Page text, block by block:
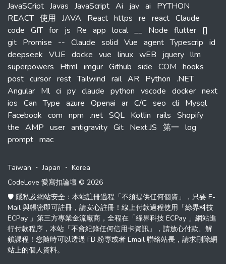
JavaSCript Javas JavaScript Ai jav ai
PYTHON
REACT 使用 JAVA React https re react Claude
code GIT for js Re app local __ Node flutter []
git Promise -- Claude solid Vue agent Typescrip id
deepseek VUE docke vue linux wEB jquery llm
superpowers
Html imgur Github side COM hooks
post cursor rest Tailwind rail AR Python .NET
Angular Ml ci py claude python vscode docker next
ios Can Type azure Openai ar C/C seo cli
Mysql
Facebook com npm .net SQL Kotlin rails Shopify
the AMP user antigravity Git Next.JS 第一 log
prompt mac
Taiwan ・Japan ・ Korea
CodeLove 愛寫扣論壇 © 2026
🛡️ 隱私及網站安全：本站註冊過程「不須提供任何個資」，只要 E-
Mail 與帳密即可註冊，請安心註冊！線上付款過程使用「綠界科技
ECPay 」第三方專業金流廠商，全程在「綠界科技 ECPay 」網站進
行付款程序，本站「不會紀錄任何信用卡資訊」，請放心付款、解
鎖課程！您隨時可以透過 FB 粉專或者 Email 聯絡站長，請求刪除網
站上的個人資料。